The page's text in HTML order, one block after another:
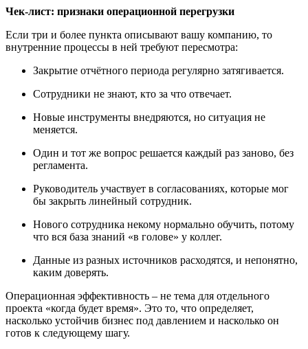
Чек-лист: признаки операционной перегрузки
Если три и более пункта описывают вашу компанию, то
внутренние процессы в ней требуют пересмотра:
Закрытие отчётного периода регулярно затягивается.
Сотрудники не знают, кто за что отвечает.
Новые инструменты внедряются, но ситуация не
меняется.
Один и тот же вопрос решается каждый раз заново, без
регламента.
Руководитель участвует в согласованиях, которые мог
бы закрыть линейный сотрудник.
Нового сотрудника некому нормально обучить, потому
что вся база знаний «в голове» у коллег.
Данные из разных источников расходятся, и непонятно,
каким доверять.
Операционная эффективность – не тема для отдельного
проекта «когда будет время». Это то, что определяет,
насколько устойчив бизнес под давлением и насколько он
готов к следующему шагу.